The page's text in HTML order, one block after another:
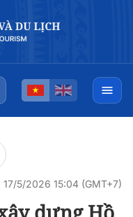
17/5/2026 15:04 (GMT+7)